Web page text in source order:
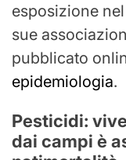
esposizione
sue
pubblicato
epidemiologia.
Pesticidi:
dai campi è